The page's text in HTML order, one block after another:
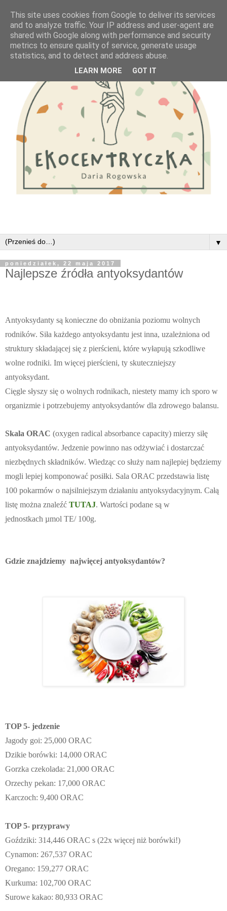
▼
poniedziałek, 22 maja 2017
Najlepsze źródła antyoksydantów
Antyoksydanty są konieczne do obniżania poziomu wolnych
rodników. Siła każdego antyoksydantu jest inna, uzależniona od
struktury składającej się z pierścieni, które wyłapują szkodliwe
wolne rodniki. Im więcej pierścieni, ty skuteczniejszy
antyoksydant.
Cięgle słyszy się o wolnych rodnikach, niestety mamy ich sporo w
organizmie i potrzebujemy antyoksydantów dla zdrowego balansu.
Skala ORAC (oxygen radical absorbance capacity) mierzy siłę
antyoksydantów. Jedzenie powinno nas odżywiać i dostarczać
niezbędnych składników. Wiedząc co służy nam najlepiej będziemy
mogli lepiej komponować posiłki. Sala ORAC przedstawia listę
100 pokarmów o najsilniejszym działaniu antyoksydacyjnym. Całą
listę można znaleźć TUTAJ. Wartości podane są w
jednostkach µmol TE/ 100g.
Gdzie znajdziemy najwięcej antyoksydantów?
TOP 5- jedzenie
Jagody goi: 25,000 ORAC
Dzikie borówki: 14,000 ORAC
Gorzka czekolada: 21,000 ORAC
Orzechy pekan: 17,000 ORAC
Karczoch: 9,400 ORAC
TOP 5- przyprawy
Goździki: 314,446 ORAC s (22x więcej niż borówki!)
Cynamon: 267,537 ORAC
Oregano: 1 59,277 ORAC
Kurkuma: 102,700 ORAC
Surowe kakao: 80,933 ORAC
This site uses cookies from Google to deliver its services
and to analyze traffic. Your IP address and user-agent are
shared with Google along with performance and security
metrics to ensure quality of service, generate usage
statistics, and to detect and address abuse.
LEARN MORE GOT IT